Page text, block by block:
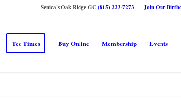
Join Our
Senica's Oak Ridge GC(815) 223-7273
Tee Times Buy Online Membership Events